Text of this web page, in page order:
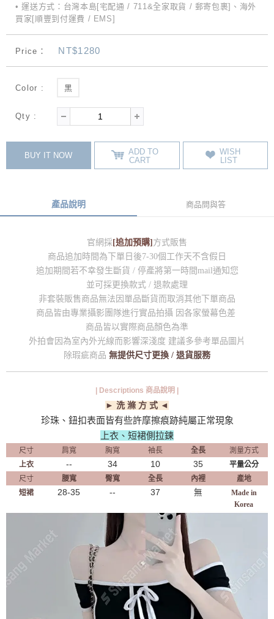
• 運送方式：台灣本島[宅配通 / 711&全家取貨 / 郵寄包裹]、海外
買家[順豐到付運費 / EMS]
Price： NT$1280
Color : 黑
Qty :
BUY IT NOW
ADD TO
CART
WISH
LIST
產品說明 商品問與答
官網採[追加預購]方式販售
商品追加時間為下單日後7-30個工作天不含假日
追加期間若不幸發生斷貨 / 停產將第一時間mail通知您
並可採更換款式 / 退款處理
非套裝販售商品無法因單品斷貨而取消其他下單商品
商品皆由專業攝影團隊進行實品拍攝 因各家螢幕色差
商品皆以實際商品顏色為準
外拍會因為室內外光線而影響深淺度 建議多參考單品圖片
除瑕疵商品 無提供尺寸更換 / 退貨服務
| Descriptions 商品說明 |
► 洗 滌 方 式 ◄
珍珠、鈕扣表面皆有些許摩擦痕跡純屬正常現象
上衣、短裙側拉鍊
尺寸 肩寬 胸寬 袖長 全長
測量方式
上衣
-- 34 10 35
平量公分
尺寸
腰寬 臀寬 全長 內裡
產地
短裙
28-35 -- 37 無
Made in
Korea